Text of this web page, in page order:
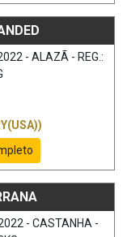
- ALAZÃ - REG.:
- CASTANHA -